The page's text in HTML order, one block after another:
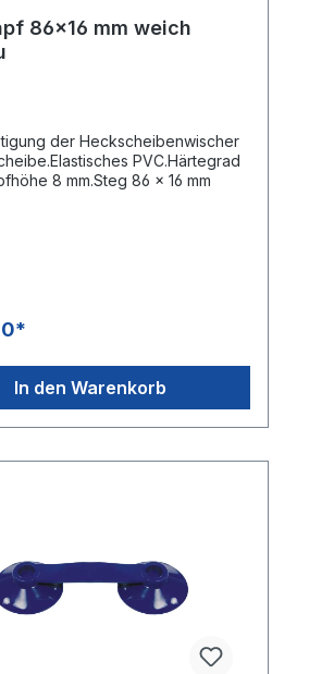
86x16 mm weich
der Heckscheibenwischer
PVC.Härtegrad
8 mm.Steg 86 x 16 mm
In den Warenkorb